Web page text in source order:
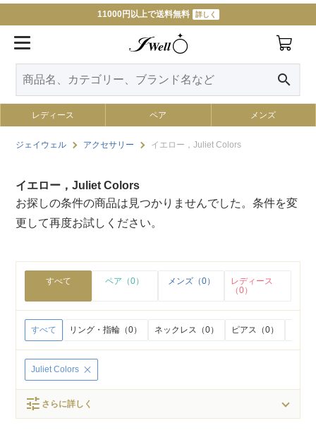
11000円以上で送料無料 詳しく
search
レディース ペア メンズ
ジェイウェル アクセサリー イエロー，Juliet Colors
イエロー，Juliet Colors
お探しの条件の商品は見つかりませんでした。条件を変
更して再度お試しください。
すべて ペア（0） メンズ（0）
レディース
（0）
すべて リング・指輪（0） ネックレス（0） ピアス（0）
Juliet Colors
tune さらに詳しく